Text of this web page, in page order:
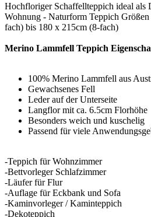
Hochfloriger Schaffellteppich ideal als
Wohnung - Naturform Teppich
fach) bis 180 x 215cm (8-fach)
Merino Lammfell Teppich
100% Merino Lammfell aus
Gewachsenes Fell
Leder auf der Unterseite
Langflor mit ca. 6.5cm Florhöhe
Besonders weich und kuschelig
Passend für viele
-Teppich für Wohnzimmer
-Bettvorleger Schlafzimmer
-Läufer für Flur
-Auflage für Eckbank und Sofa
-Kaminvorleger / Kaminteppich
-Dekoteppich